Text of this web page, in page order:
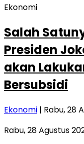
Ekonomi
Salah
Presiden
akan
Bersubsidi
Ekonomi | Rabu, 28
Rabu, 28 Agustus